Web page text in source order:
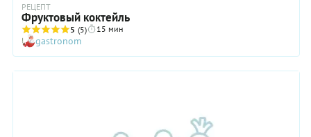
РЕЦЕПТ
Фруктовый коктейль
5 (5) 15 мин
gastronom